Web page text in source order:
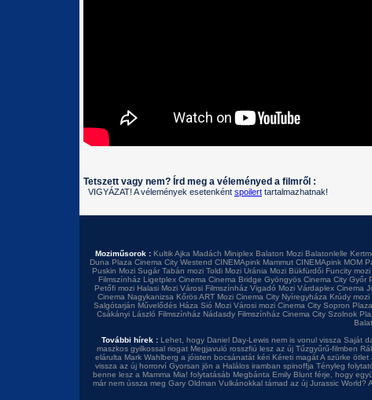
Tetszett vagy nem? Írd meg a véleményed a filmről :
VIGYÁZAT! A vélemények esetenként spoilert tartalmazhatnak!
Moziműsorok : Kultik Ajka Madách Miniplex Balaton Mozi Balatonlelle
Duna Plaza Cinema City Westend CINEMApink Mammut CINEMApink MOM
Puskin Mozi Sugár Tabán mozi Toldi Mozi Uránia Mozi Bükfürdői Funcity mozi
Filmszínház Ligetplex Cinema Cinema Bridge Gyöngyös Cinema City Győr
Petőfi mozi Halasi Mozi Városi Filmszínház Vigadó Mozi Várdaplex Cinema
Cinema Nagykanizsa Kőrös ART Mozi Cinema City Nyíregyháza Krúdy mozi
Salgótarján Művelődés Háza Sió Mozi Városi mozi Cinema City Sopron Plaza
Csákányi László Filmszínház Nádasdy Filmszínház Cinema City Szolnok
További hírek : Lehet, hogy Daniel Day-Lewis nem is vonul vissza Saját
maszkos gyilkossal riogat Megjavuló rosszfiú lesz az új Tűzgyűrű-filmben
elárulta Mark Wahlberg a jóisten bocsánatát kéri Kéreti magát A szürke ötlet
vissza az új horrorví Gyorsan jön a Halálos iramban spinoffja Tényleg
benne lesz a Mamma Mia! folytatásáb Megbánta Emily Blunt férje, hogy
már nem ússza meg Gary Oldman Vulkánokkal támad az új Jurassic World?